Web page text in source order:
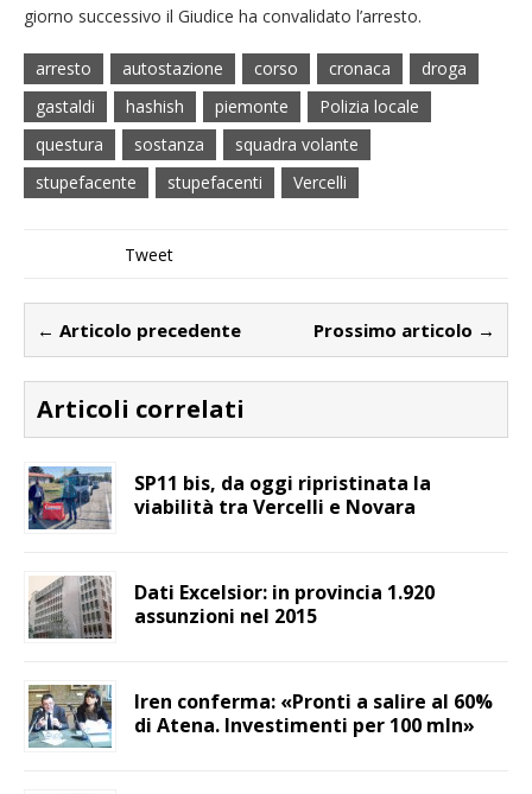
giorno successivo il Giudice ha convalidato l’arresto.
arresto autostazione corso cronaca
droga
gastaldi
hashish piemonte
Polizia locale
questura
sostanza
squadra volante
stupefacente
stupefacenti Vercelli
Tweet
← Articolo precedente Prossimo articolo →
Articoli correlati
SP11 bis, da oggi ripristinata la
viabilità tra Vercelli e Novara
Dati Excelsior: in provincia 1.920
assunzioni nel 2015
Iren conferma: «Pronti a salire al 60%
di Atena. Investimenti per 100 mln»